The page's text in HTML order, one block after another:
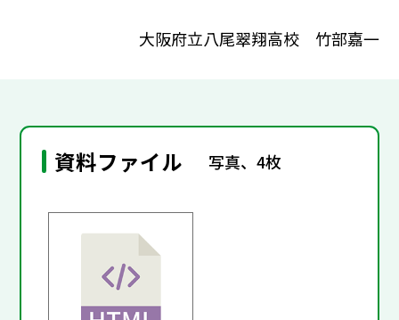
大阪府立八尾翠翔高校 竹部嘉一
資料ファイル 写真、4枚